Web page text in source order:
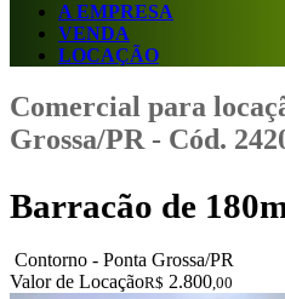
A EMPRESA
VENDA
LOCAÇÃO
Comercial para
Grossa/PR - Cód.
Barracão de
Contorno - Ponta Grossa/PR
Valor de LocaçãoR$ 2.800,00